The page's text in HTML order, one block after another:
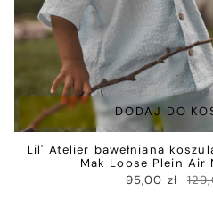
DODAJ DO
Lil' Atelier bawełniana
Mak Loose Plein Air
95,00 zł